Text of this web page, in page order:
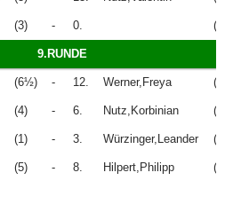
(3) - 0.
9.RUNDE
(6½) - 12. Werner,Freya
(4) - 6. Nutz,Korbinian
(1) - 3. Würzinger,Leander
(5) - 8. Hilpert,Philipp